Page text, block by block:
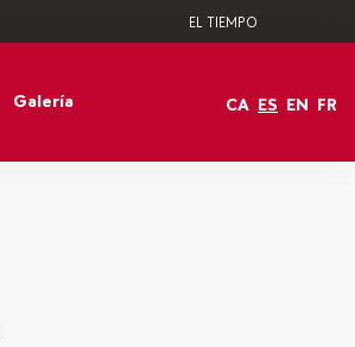
EL TIEMPO
Galería CA ES EN FR